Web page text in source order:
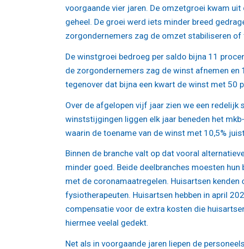
voorgaande vier jaren. De omzetgroei kwam
geheel. De groei werd iets minder breed
zorgondernemers zag de omzet stabiliseren
De winstgroei bedroeg per saldo bijna 11
de zorgondernemers zag de winst afnemen
tegenover dat bijna een kwart de winst met 50
Over de afgelopen vijf jaar zien we een
winststijgingen liggen elk jaar beneden het
waarin de toename van de winst met 10,5%
Binnen de branche valt op dat vooral
minder goed. Beide deelbranches moesten
met de coronamaatregelen. Huisartsen
fysiotherapeuten. Huisartsen hebben in april
compensatie voor de extra kosten die
hiermee veelal gedekt.
Net als in voorgaande jaren liepen de